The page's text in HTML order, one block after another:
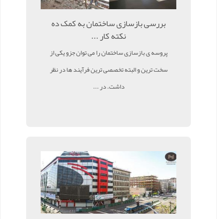
بررسی بازسازی ساختمان به کمک ده
نکته کار ...
پروسه ی بازسازی ساختمان را می توان جزو یکی از
سخت ترین و البته تخصصی ترین فرآیند ها در نظر
داشت. در ...